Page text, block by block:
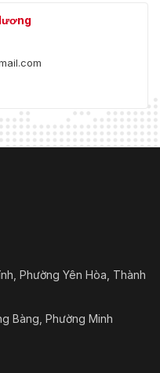
Phường Yên Hòa, Thành
Bàng, Phường Minh